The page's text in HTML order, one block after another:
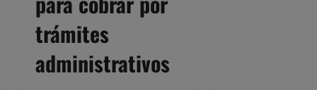
trámites
administrativos